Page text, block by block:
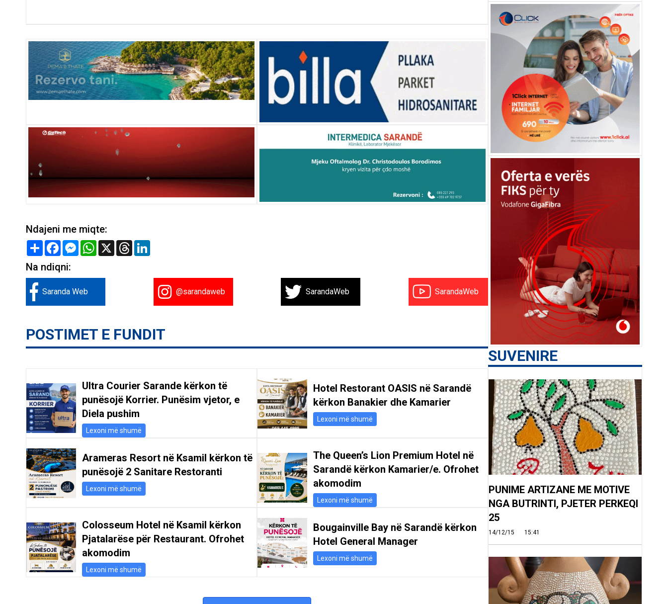
Ndajeni me miqte:
Share FacebookMessenger
WhatsApp
X Threads
Na ndiqni:
Saranda Web @sarandaweb SarandaWeb SarandaWeb
POSTIMET E FUNDIT
Ultra Courier Sarande kërkon të
punësojë Korrier. Punësim vjetor, e
Diela pushim
Lexoni më shumë
Hotel Restorant OASIS në Sarandë
kërkon Banakier dhe Kamarier
Lexoni më shumë
Arameras Resort në Ksamil kërkon të
punësojë 2 Sanitare Restoranti
Lexoni më shumë
The Queen’s Lion Premium Hotel në
Sarandë kërkon Kamarier/e. Ofrohet
akomodim
Lexoni më shumë
Colosseum Hotel në Ksamil kërkon
Pjatalarëse për Restaurant. Ofrohet
akomodim
Lexoni më shumë
Bougainville Bay në Sarandë kërkon
Hotel General Manager
Lexoni më shumë
SUVENIRE
PUNIME ARTIZANE ME MOTIVE
NGA BUTRINTI, PJETER PERKEQI
25
14/12/15 15:41